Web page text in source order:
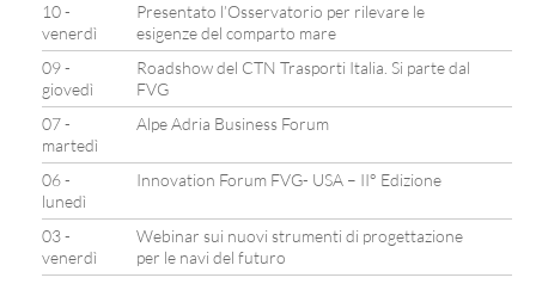
10 -
venerdì
Presentato l’Osservatorio per rilevare le
esigenze del comparto mare
09 -
giovedì
Roadshow del CTN Trasporti Italia. Si parte dal
FVG
07 -
martedì
Alpe Adria Business Forum
06 -
lunedì
Innovation Forum FVG- USA – II° Edizione
03 -
venerdì
Webinar sui nuovi strumenti di progettazione
per le navi del futuro